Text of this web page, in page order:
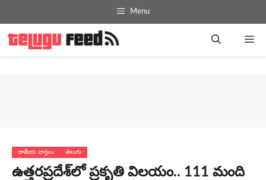
Menu
జాతీయ వార్తలు తెలుగు
ఉత్తరప్రదేశ్‌లో ప్రకృతి విలయం.. 111 మంది